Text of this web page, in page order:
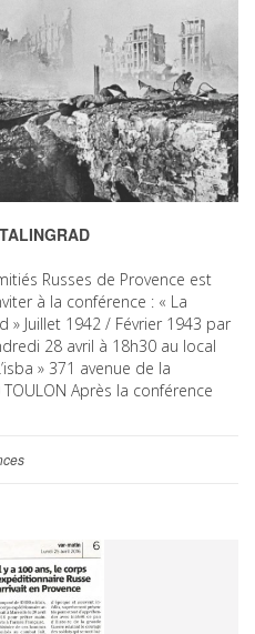
Russes de Provence est
à la conférence : « La
» Juillet 1942 / Février 1943 par
28 avril à 18h30 au local
» 371 avenue de la
Après la conférence